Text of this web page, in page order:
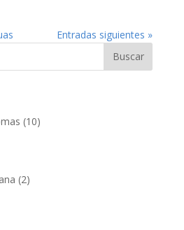
Entradas siguientes »
(10)
(2)